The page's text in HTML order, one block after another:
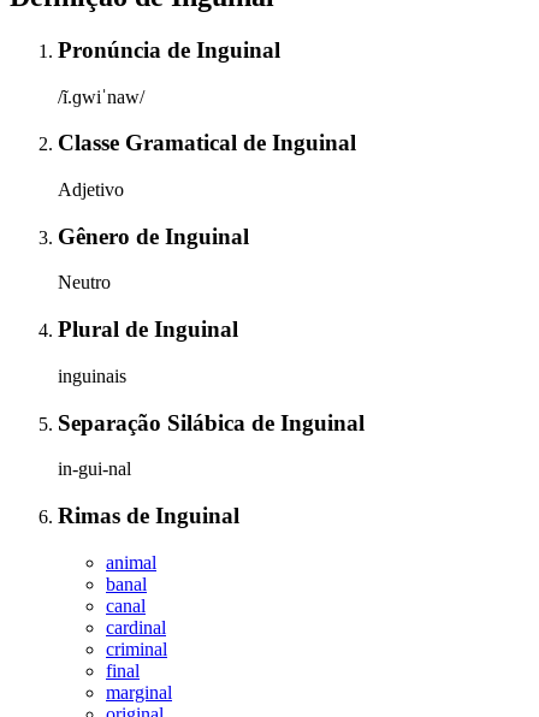
Pronúncia de Inguinal
/ĩ.ɡwiˈnaw/
Classe Gramatical de Inguinal
Adjetivo
Gênero de Inguinal
Neutro
Plural de Inguinal
inguinais
Separação Silábica de Inguinal
in-gui-nal
Rimas de Inguinal
animal
banal
canal
cardinal
criminal
final
marginal